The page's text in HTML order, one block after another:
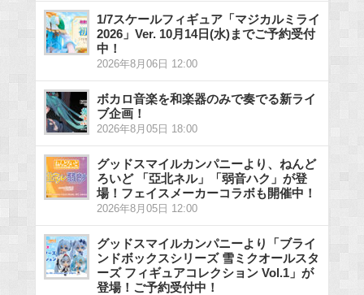
1/7スケールフィギュア「マジカルミライ
2026」Ver. 10月14日(水)までご予約受付
中！
2026年8月06日 12:00
ボカロ音楽を和楽器のみで奏でる新ライ
ブ企画！
2026年8月05日 18:00
グッドスマイルカンパニーより、ねんど
ろいど 「亞北ネル」「弱音ハク」が登
場！フェイスメーカーコラボも開催中！
2026年8月05日 12:00
グッドスマイルカンパニーより「ブライ
ンドボックスシリーズ 雪ミクオールスタ
ーズ フィギュアコレクション Vol.1」が
登場！ご予約受付中！